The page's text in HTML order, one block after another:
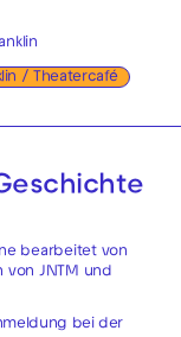
/ Theatercafé
bearbeitet von
von JNTM und
bei der